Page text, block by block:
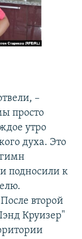
–
просто
утро
духа. Это
подносили к
второй
Круизер"